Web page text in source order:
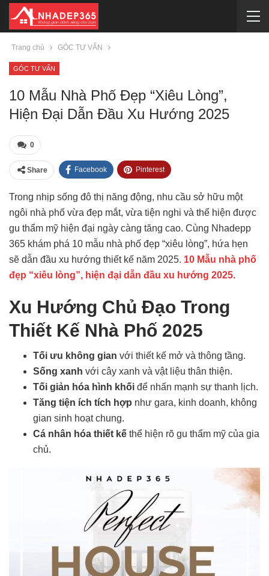
Trang chủ GÓC TƯ VẤN
GÓC TƯ VẤN
10 Mẫu Nhà Phố Đẹp “xiêu Lòng”,
Hiện Đại Dẫn Đầu Xu Hướng 2025
0
Share Facebook Pinterest
Trong nhịp sống đô thị năng động, nhu cầu sở hữu một
ngôi nhà phố vừa đẹp mắt, vừa tiện nghi và thể hiện được
gu thẩm mỹ hiện đại ngày càng tăng cao. Cùng Nhadepp
365 khám phá 10 mẫu nhà phố đẹp “xiêu lòng”, hứa hẹn
sẽ dẫn đầu xu hướng thiết kế năm 2025. 10 Mẫu nhà phố
đẹp “xiêu lòng”, hiện đại dẫn đầu xu hướng 2025.
Xu Hướng Chủ Đạo Trong
Thiết Kế Nhà Phố 2025
Tối ưu không gian với thiết kế mở và thông tầng.
Sống xanh với cây xanh và vật liệu thân thiện.
Tối giản hóa hình khối để nhấn mạnh sự thanh lịch.
Tăng tiện ích tích hợp như gara, kinh doanh, không
gian sinh hoạt chung.
Cá nhân hóa thiết kế thể hiện rõ gu thẩm mỹ của gia
chủ.